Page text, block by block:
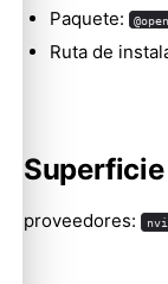
Paquete:
Ruta de
Superficie
proveedores: